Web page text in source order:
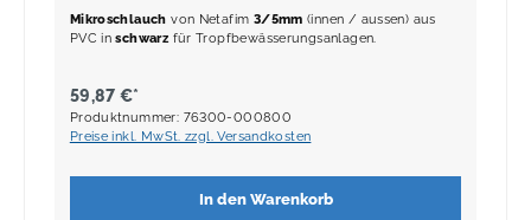
Mikroschlauchvon Netafim 3/5mm(innen / aussen) aus
PVC inschwarzfür Tropfbewässerungsanlagen.
59,87 €*
Produktnummer: 76300-000800
Preise inkl. MwSt. zzgl. Versandkosten
In den Warenkorb